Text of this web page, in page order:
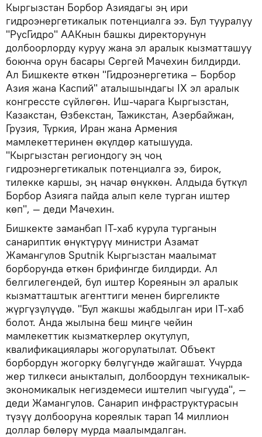
Кыргызстан Борбор Азиядагы эң ири
гидроэнергетикалык потенциалга ээ. Бул тууралуу
"РусГидро" ААКнын башкы директорунун
долбоорлорду куруу жана эл аралык кызматташуу
боюнча орун басары Сергей Мачехин билдирди.
Ал Бишкекте өткөн "Гидроэнергетика – Борбор
Азия жана Каспий" аталышындагы IX эл аралык
конгрессте сүйлөгөн. Иш-чарага Кыргызстан,
Казакстан, Өзбекстан, Тажикстан, Азербайжан,
Грузия, Түркия, Иран жана Армения
мамлекеттеринен өкүлдөр катышууда.
"Кыргызстан региондогу эң чоң
гидроэнергетикалык потенциалга ээ, бирок,
тилекке каршы, эң начар өнүккөн. Алдыда бүткүл
Борбор Азияга пайда алып келе турган иштер
көп", — деди Мачехин.
Бишкекте заманбап IT-хаб курула турганын
санариптик өнүктүрүү министри Азамат
Жамангулов Sputnik Кыргызстан маалымат
борборунда өткөн брифингде билдирди. Ал
белгилегендей, бул иштер Кореянын эл аралык
кызматташтык агенттиги менен биргеликте
жүргүзүлүүдө. "Бул жакшы жабдылган ири IT-хаб
болот. Анда жылына беш миңге чейин
мамлекеттик кызматкерлер окутулуп,
квалификациялары жогорулатылат. Объект
борбордун жогорку бөлүгүндө жайгашат. Учурда
жер тилкеси аныкталып, долбоордун техникалык-
экономикалык негиздемеси иштелип чыгууда", —
деди Жамангулов. Санарип инфраструктурасын
түзүү долбооруна кореялык тарап 14 миллион
доллар бөлөрү мурда маалымдалган.